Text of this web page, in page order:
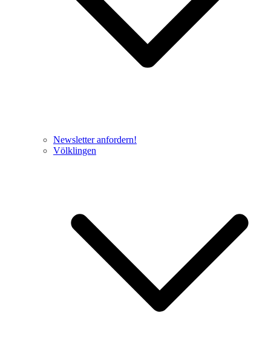
Newsletter anfordern!
Völklingen